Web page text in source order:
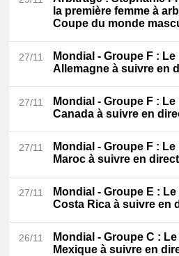
la première femme à
Coupe du monde
27/11 Mondial - Groupe F : Le
Allemagne à suivre en
27/11 Mondial - Groupe F : Le
Canada à suivre en
27/11 Mondial - Groupe F : Le
Maroc à suivre en
27/11 Mondial - Groupe E :
Costa Rica à suivre en
26/11 Mondial - Groupe C :
Mexique à suivre en